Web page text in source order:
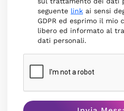
seguente link ai sensi
GDPR ed esprimo il mio
libero ed informato al
dati personali.